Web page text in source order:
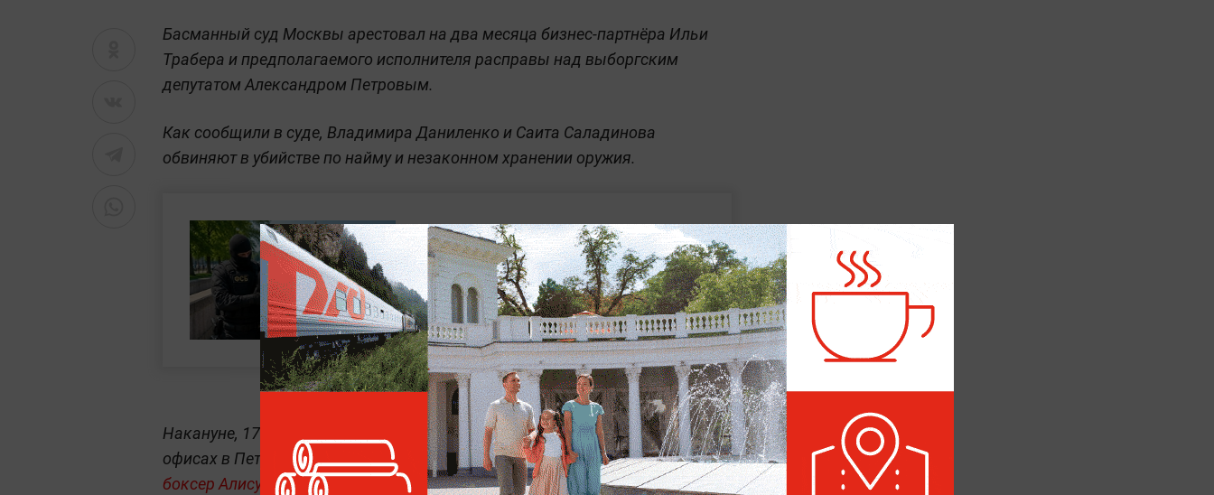
Басманный суд Москвы арестовал на два месяца бизнес-партнёра Ильи
Трабера и предполагаемого исполнителя расправы над выборгским
депутатом Александром Петровым.
Как сообщили в суде, Владимира Даниленко и Саита Саладинова
обвиняют в убийстве по найму и незаконном хранении оружия.
Бизнесмена Трабера
проверяют на финансовые
махинации после убийства
«хозяина Выборга»
Накануне, 17 июня, суд уже арестовал Илью Трабера по тому же делу.В его
офисах в Петербурге прошли обыски. Вместе с нимарестован бывший
боксер Алисултан Надирбегов
— следствие считает его исполнителем